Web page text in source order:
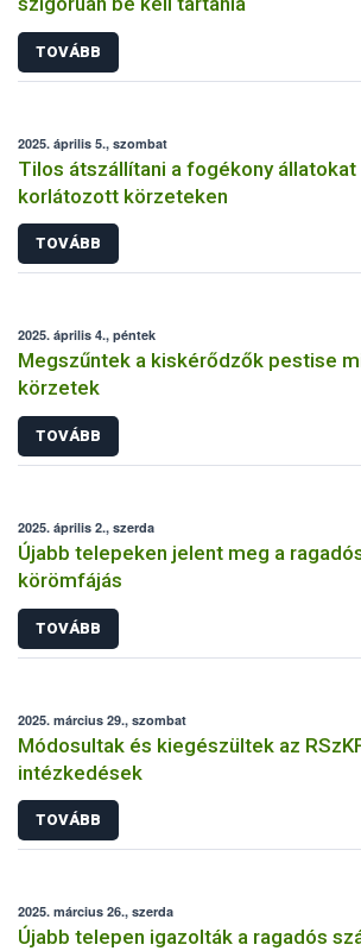
TOVÁBB
2025. április 5., szombat
Tilos átszállítani a fogékony állatokat
korlátozott körzeteken
TOVÁBB
2025. április 4., péntek
Megszűntek a kiskérődzők pestise
körzetek
TOVÁBB
2025. április 2., szerda
Újabb telepeken jelent meg a
körömfájás
TOVÁBB
2025. március 29., szombat
Módosultak és kiegészültek az
intézkedések
TOVÁBB
2025. március 26., szerda
Újabb telepen igazolták a ragadós